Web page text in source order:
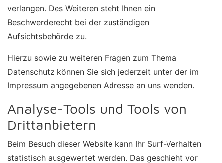
verlangen. Des Weiteren steht Ihnen ein
Beschwerderecht bei der zuständigen
Aufsichtsbehörde zu.
Hierzu sowie zu weiteren Fragen zum Thema
Datenschutz können Sie sich jederzeit unter der im
Impressum angegebenen Adresse an uns wenden.
Analyse-Tools und Tools von
Dritt­anbietern
Beim Besuch dieser Website kann Ihr Surf-Verhalten
statistisch ausgewertet werden. Das geschieht vor